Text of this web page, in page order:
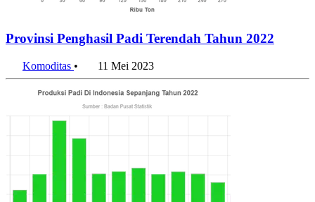
Provinsi Penghasil Padi Terendah Tahun 2022
Komoditas • 11 Mei 2023